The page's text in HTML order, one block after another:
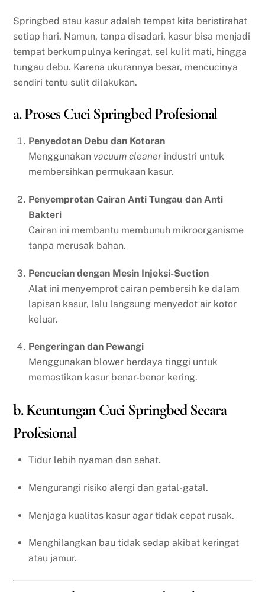
Springbed atau kasur adalah tempat kita beristirahat
setiap hari. Namun, tanpa disadari, kasur bisa menjadi
tempat berkumpulnya keringat, sel kulit mati, hingga
tungau debu. Karena ukurannya besar, mencucinya
sendiri tentu sulit dilakukan.
a. Proses Cuci Springbed Profesional
Penyedotan Debu dan Kotoran
Menggunakan vacuum cleaner industri untuk
membersihkan permukaan kasur.
Penyemprotan Cairan Anti Tungau dan Anti
Bakteri
Cairan ini membantu membunuh mikroorganisme
tanpa merusak bahan.
Pencucian dengan Mesin Injeksi-Suction
Alat ini menyemprot cairan pembersih ke dalam
lapisan kasur, lalu langsung menyedot air kotor
keluar.
Pengeringan dan Pewangi
Menggunakan blower berdaya tinggi untuk
memastikan kasur benar-benar kering.
b. Keuntungan Cuci Springbed Secara
Profesional
Tidur lebih nyaman dan sehat.
Mengurangi risiko alergi dan gatal-gatal.
Menjaga kualitas kasur agar tidak cepat rusak.
Menghilangkan bau tidak sedap akibat keringat
atau jamur.